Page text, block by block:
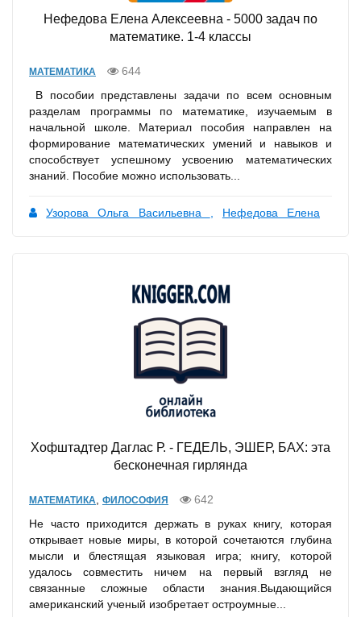
Нефедова Елена Алексеевна - 5000 задач по
математике. 1-4 классы
МАТЕМАТИКА
644
В пособии представлены задачи по всем основным
разделам программы по математике, изучаемым в
начальной школе. Материал пособия направлен на
формирование математических умений и навыков и
способствует успешному усвоению математических
знаний. Пособие можно использовать...
Узорова Ольга Васильевна
Нефедова Елена
Хофштадтер Даглас Р. - ГЕДЕЛЬ, ЭШЕР, БАХ: эта
бесконечная гирлянда
МАТЕМАТИКА ФИЛОСОФИЯ
642
Не часто приходится держать в руках книгу, которая
открывает новые миры, в которой сочетаются глубина
мысли и блестящая языковая игра; книгу, которой
удалось совместить ничем на первый взгляд не
связанные сложные области знания.Выдающийся
американский ученый изобретает остроумные...